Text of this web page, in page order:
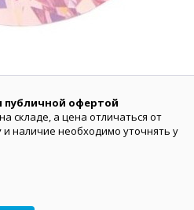
публичной офертой
складе, а цена отличаться от
наличие необходимо уточнять у